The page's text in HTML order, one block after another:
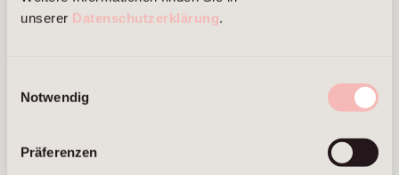
unserer Datenschutzerklärung.
Notwendig
Präferenzen
Marcus Brans
Frankfurt am Main